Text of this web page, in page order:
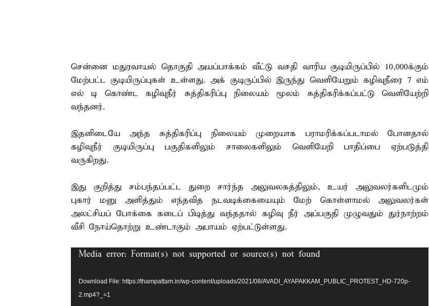
சென்னை மதுரவாயல் தொகுதி அயப்பாக்கம் வீட்டு வசதி வாரிய குடியிருப்பில் 10,000க்கும்
மேற்பட்ட குடியிருப்புகள் உள்ளது. அக் குடிருப்பில் இருந்து வெளியேறும் கழிவுநீரை 7 எம்
எல் டி கொண்ட கழிவுநீர் சுத்திகரிப்பு நிலையம் மூலம் சுத்திகரிக்கப்பட்டு வெளியேற்றி
வந்தனர்.
இதனிடையே அந்த சுத்திகரிப்பு நிலையம் முறையாக பராமரிக்கப்படாமல் போனதால்
கழிவுநீர் குடியிருப்பு பகுதிகளிலும் சாலைகளிலும் வெளியேறி பாதிப்பை ஏற்படுத்தி
வருகிறது.
இது குறித்து சம்பந்தப்பட்ட துறை சார்ந்த அலுவலகத்திலும், உயர் அலுவலர்களிடமும்
புகார் மனு அளித்தும் எந்தவித நடவடிக்கையையும் மேற் கொள்ளாமல் அலுவலர்கள்
அலட்சியப் போக்கை கடைப் பிடித்து வந்ததால் கழிவு நீர் அப்பகுதி முழுவதும் துர்நாற்றம்
வீசி நோய்தொற்று உண்டாகும் அபாயம் ஏற்பட்டுள்ளது.
Video
Media error: Format(s) not supported or source(s) not found
Download File: https://thampattam.in/wp-content/uploads/2021/08/AVADI_AYAPAKKAM_PUBLIC_PROTEST_HD-720p-
2.mp4?_=1